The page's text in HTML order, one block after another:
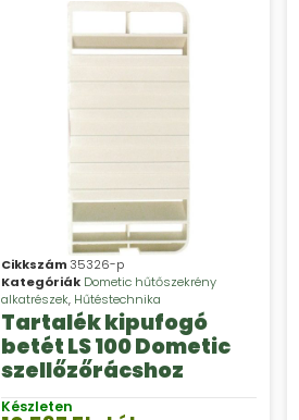
Cikkszám 35326-p
Kategóriák Dometic hűtőszekrény
alkatrészek, Hűtéstechnika
Tartalék kipufogó
betét LS 100 Dometic
szellőzőrácshoz
Készleten